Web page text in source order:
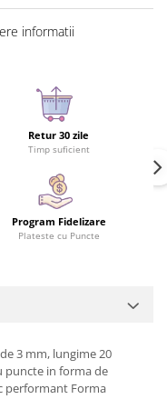
informatii
Retur 30 zile
Timp suficient
Program Fidelizare
Plateste cu Puncte
3 mm, lungime 20
puncte in forma de
performant Forma